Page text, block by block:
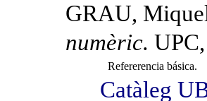
GRAU,
numèric.
Refererencia básica.
Catàleg